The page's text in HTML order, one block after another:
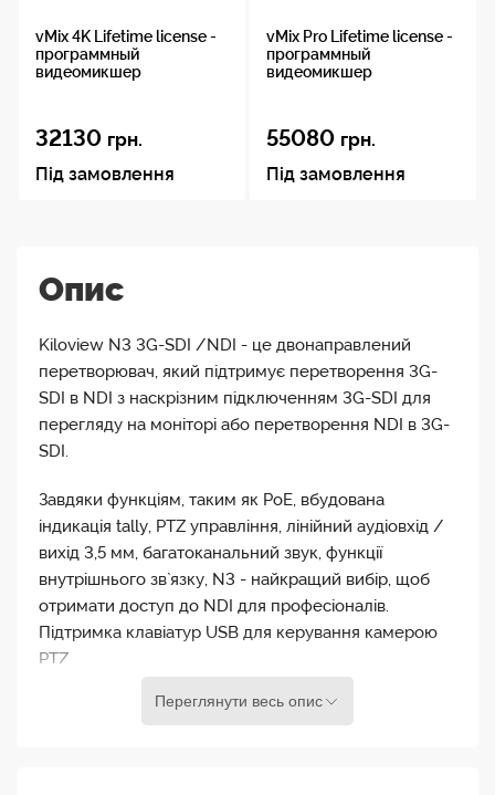
vMix 4K Lifetime license -
программный
видеомикшер
32130 грн.
Під замовлення
vMix Pro Lifetime license -
программный
видеомикшер
55080 грн.
Під замовлення
Опис
Kiloview N3 3G-SDI /NDI - це двонаправлений
перетворювач, який підтримує перетворення 3G-
SDI в NDI з наскрізним підключенням 3G-SDI для
перегляду на моніторі або перетворення NDI в 3G-
SDI.
Завдяки функціям, таким як PoE, вбудована
індикація tally, PTZ управління, лінійний аудіовхід /
вихід 3,5 мм, багатоканальний звук, функції
внутрішнього зв`язку, N3 - найкращий вибір, щоб
отримати доступ до NDI для професіоналів.
Підтримка клавіатур USB для керування камерою
PTZ.
Протокол NDI - це високопродуктивний стандарт,
Переглянути весь опис